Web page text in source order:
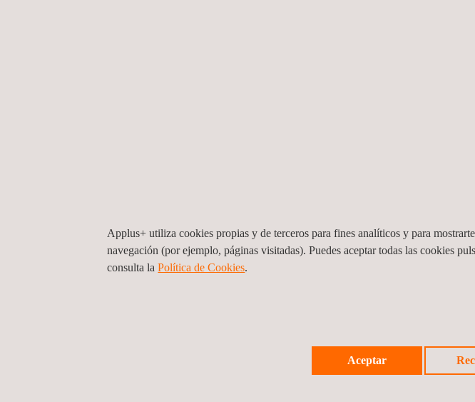
Brasil
Applus+ utiliza cookies propias y de terceros para fines analíticos y para
navegación (por ejemplo, páginas visitadas). Puedes aceptar todas las cookies
consulta laPolítica de Cookies.
Aceptar